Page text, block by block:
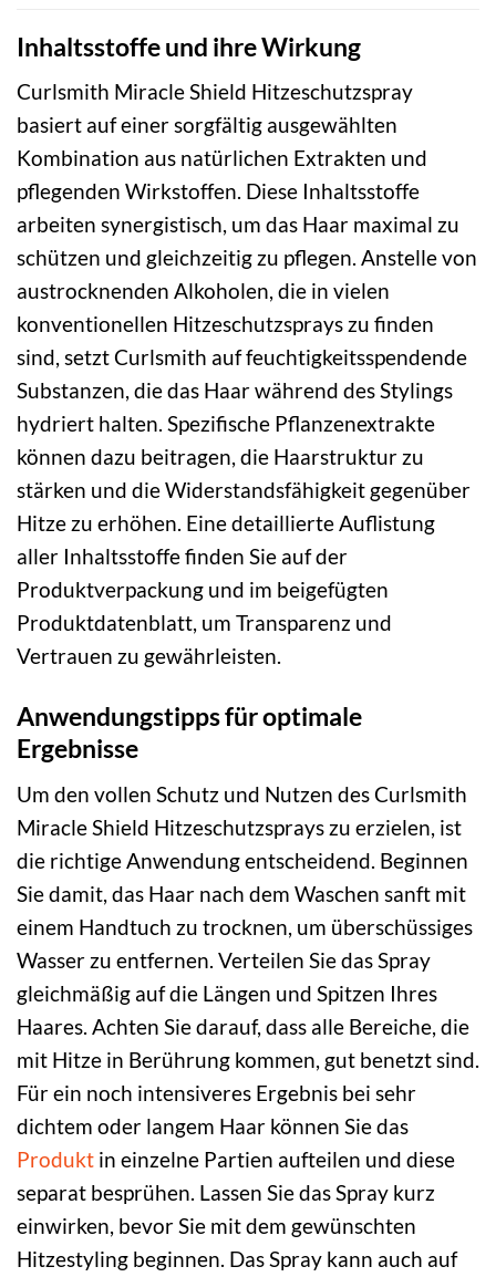
Inhaltsstoffe und ihre Wirkung
Curlsmith Miracle Shield Hitzeschutzspray
basiert auf einer sorgfältig ausgewählten
Kombination aus natürlichen Extrakten und
pflegenden Wirkstoffen. Diese Inhaltsstoffe
arbeiten synergistisch, um das Haar maximal zu
schützen und gleichzeitig zu pflegen. Anstelle von
austrocknenden Alkoholen, die in vielen
konventionellen Hitzeschutzsprays zu finden
sind, setzt Curlsmith auf feuchtigkeitsspendende
Substanzen, die das Haar während des Stylings
hydriert halten. Spezifische Pflanzenextrakte
können dazu beitragen, die Haarstruktur zu
stärken und die Widerstandsfähigkeit gegenüber
Hitze zu erhöhen. Eine detaillierte Auflistung
aller Inhaltsstoffe finden Sie auf der
Produktverpackung und im beigefügten
Produktdatenblatt, um Transparenz und
Vertrauen zu gewährleisten.
Anwendungstipps für optimale
Ergebnisse
Um den vollen Schutz und Nutzen des Curlsmith
Miracle Shield Hitzeschutzsprays zu erzielen, ist
die richtige Anwendung entscheidend. Beginnen
Sie damit, das Haar nach dem Waschen sanft mit
einem Handtuch zu trocknen, um überschüssiges
Wasser zu entfernen. Verteilen Sie das Spray
gleichmäßig auf die Längen und Spitzen Ihres
Haares. Achten Sie darauf, dass alle Bereiche, die
mit Hitze in Berührung kommen, gut benetzt sind.
Für ein noch intensiveres Ergebnis bei sehr
dichtem oder langem Haar können Sie das
Produkt in einzelne Partien aufteilen und diese
separat besprühen. Lassen Sie das Spray kurz
einwirken, bevor Sie mit dem gewünschten
Hitzestyling beginnen. Das Spray kann auch auf